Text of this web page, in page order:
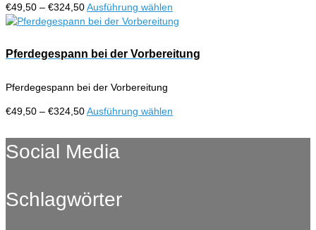
können
auf
Produktseite
€49,50 – €324,50Preisspanne:
€49,50
€324,50
Ausführung wählen
Produkt
mehrere
Varianten
können
Pferdegespann bei der Vorbereitung
Pferdegespann bei der Vorbereitung
€49,50 – €324,50Preisspanne:
bis
€324,50
Ausführung wählen
weist
Social Media
Schlagwörter